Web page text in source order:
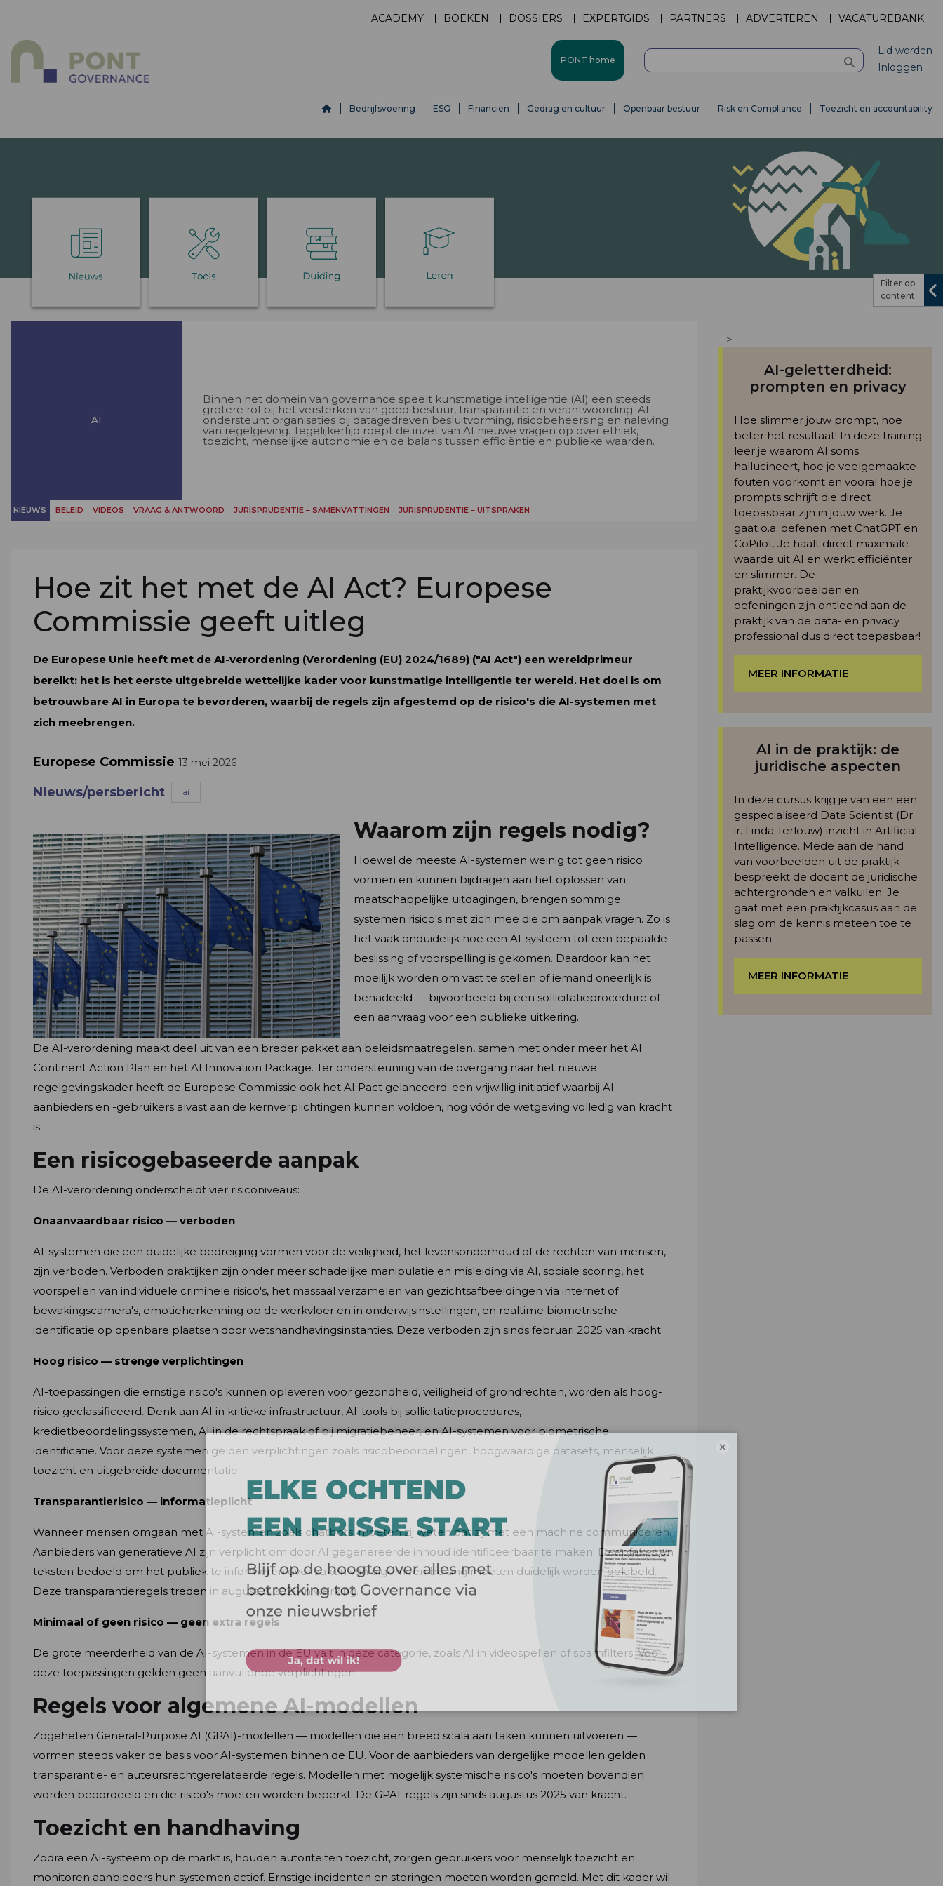
Filter op
content
ACADEMY BOEKEN DOSSIERS EXPERTGIDS PARTNERS ADVERTEREN VACATUREBANK
PONT home
Lid worden
Inloggen
Bedrijfsvoering ESG Financiën Gedrag en cultuur Openbaar bestuur Risk en Compliance Toezicht en accountability
AI
Binnen het domein van governance speelt kunstmatige intelligentie (AI) een steeds
grotere rol bij het versterken van goed bestuur, transparantie en verantwoording. AI
ondersteunt organisaties bij datagedreven besluitvorming, risicobeheersing en naleving
van regelgeving. Tegelijkertijd roept de inzet van AI nieuwe vragen op over ethiek,
toezicht, menselijke autonomie en de balans tussen efficiëntie en publieke waarden.
NIEUWS BELEID VIDEOS VRAAG & ANTWOORD JURISPRUDENTIE – SAMENVATTINGEN JURISPRUDENTIE – UITSPRAKEN
Hoe zit het met de AI Act? Europese
Commissie geeft uitleg
De Europese Unie heeft met de AI-verordening (Verordening (EU) 2024/1689) ("AI Act") een wereldprimeur
bereikt: het is het eerste uitgebreide wettelijke kader voor kunstmatige intelligentie ter wereld. Het doel is om
betrouwbare AI in Europa te bevorderen, waarbij de regels zijn afgestemd op de risico's die AI-systemen met
zich meebrengen.
Europese Commissie 13 mei 2026
Nieuws/persbericht ai
Waarom zijn regels nodig?
Hoewel de meeste AI-systemen weinig tot geen risico
vormen en kunnen bijdragen aan het oplossen van
maatschappelijke uitdagingen, brengen sommige
systemen risico's met zich mee die om aanpak vragen. Zo is
het vaak onduidelijk hoe een AI-systeem tot een bepaalde
beslissing of voorspelling is gekomen. Daardoor kan het
moeilijk worden om vast te stellen of iemand oneerlijk is
benadeeld — bijvoorbeeld bij een sollicitatieprocedure of
een aanvraag voor een publieke uitkering.
De AI-verordening maakt deel uit van een breder pakket aan beleidsmaatregelen, samen met onder meer het AI
Continent Action Plan en het AI Innovation Package. Ter ondersteuning van de overgang naar het nieuwe
regelgevingskader heeft de Europese Commissie ook het AI Pact gelanceerd: een vrijwillig initiatief waarbij AI-
aanbieders en -gebruikers alvast aan de kernverplichtingen kunnen voldoen, nog vóór de wetgeving volledig van kracht
is.
Een risicogebaseerde aanpak
De AI-verordening onderscheidt vier risiconiveaus:
Onaanvaardbaar risico — verboden
AI-systemen die een duidelijke bedreiging vormen voor de veiligheid, het levensonderhoud of de rechten van mensen,
zijn verboden. Verboden praktijken zijn onder meer schadelijke manipulatie en misleiding via AI, sociale scoring, het
voorspellen van individuele criminele risico's, het massaal verzamelen van gezichtsafbeeldingen via internet of
bewakingscamera's, emotieherkenning op de werkvloer en in onderwijsinstellingen, en realtime biometrische
identificatie op openbare plaatsen door wetshandhavingsinstanties. Deze verboden zijn sinds februari 2025 van kracht.
Hoog risico — strenge verplichtingen
AI-toepassingen die ernstige risico's kunnen opleveren voor gezondheid, veiligheid of grondrechten, worden als hoog-
risico geclassificeerd. Denk aan AI in kritieke infrastructuur, AI-tools bij sollicitatieprocedures,
kredietbeoordelingssystemen, AI in de rechtspraak of bij migratiebeheer, en AI-systemen voor biometrische
identificatie. Voor deze systemen gelden verplichtingen zoals risicobeoordelingen, hoogwaardige datasets, menselijk
toezicht en uitgebreide documentatie.
Transparantierisico — informatieplicht
Wanneer mensen omgaan met AI-systemen zoals chatbots, moeten zij weten dat zij met een machine communiceren.
Aanbieders van generatieve AI zijn verplicht om door AI gegenereerde inhoud identificeerbaar te maken. Deepfakes en
teksten bedoeld om het publiek te informeren over zaken van algemeen belang moeten duidelijk worden gelabeld.
Deze transparantieregels treden in augustus 2026 in werking.
Minimaal of geen risico — geen extra regels
De grote meerderheid van de AI-systemen in de EU valt in deze categorie, zoals AI in videospellen of spamfilters. Voor
deze toepassingen gelden geen aanvullende verplichtingen.
Regels voor algemene AI-modellen
Zogeheten General-Purpose AI (GPAI)-modellen — modellen die een breed scala aan taken kunnen uitvoeren —
vormen steeds vaker de basis voor AI-systemen binnen de EU. Voor de aanbieders van dergelijke modellen gelden
transparantie- en auteursrechtgerelateerde regels. Modellen met mogelijk systemische risico's moeten bovendien
worden beoordeeld en die risico's moeten worden beperkt. De GPAI-regels zijn sinds augustus 2025 van kracht.
Toezicht en handhaving
Zodra een AI-systeem op de markt is, houden autoriteiten toezicht, zorgen gebruikers voor menselijk toezicht en
monitoren aanbieders hun systemen actief. Ernstige incidenten en storingen moeten worden gemeld. Met dit kader wil
-->
AI-geletterdheid:
prompten en privacy
Hoe slimmer jouw prompt, hoe
beter het resultaat! In deze training
leer je waarom AI soms
hallucineert, hoe je veelgemaakte
fouten voorkomt en vooral hoe je
prompts schrijft die direct
toepasbaar zijn in jouw werk. Je
gaat o.a. oefenen met ChatGPT en
CoPilot. Je haalt direct maximale
waarde uit AI en werkt efficiënter
en slimmer. De
praktijkvoorbeelden en
oefeningen zijn ontleend aan de
praktijk van de data- en privacy
professional dus direct toepasbaar!
MEER INFORMATIE
AI in de praktijk: de
juridische aspecten
In deze cursus krijg je van een een
gespecialiseerd Data Scientist (Dr.
ir. Linda Terlouw) inzicht in Artificial
Intelligence. Mede aan de hand
van voorbeelden uit de praktijk
bespreekt de docent de juridische
achtergronden en valkuilen. Je
gaat met een praktijkcasus aan de
slag om de kennis meteen toe te
passen.
MEER INFORMATIE
×